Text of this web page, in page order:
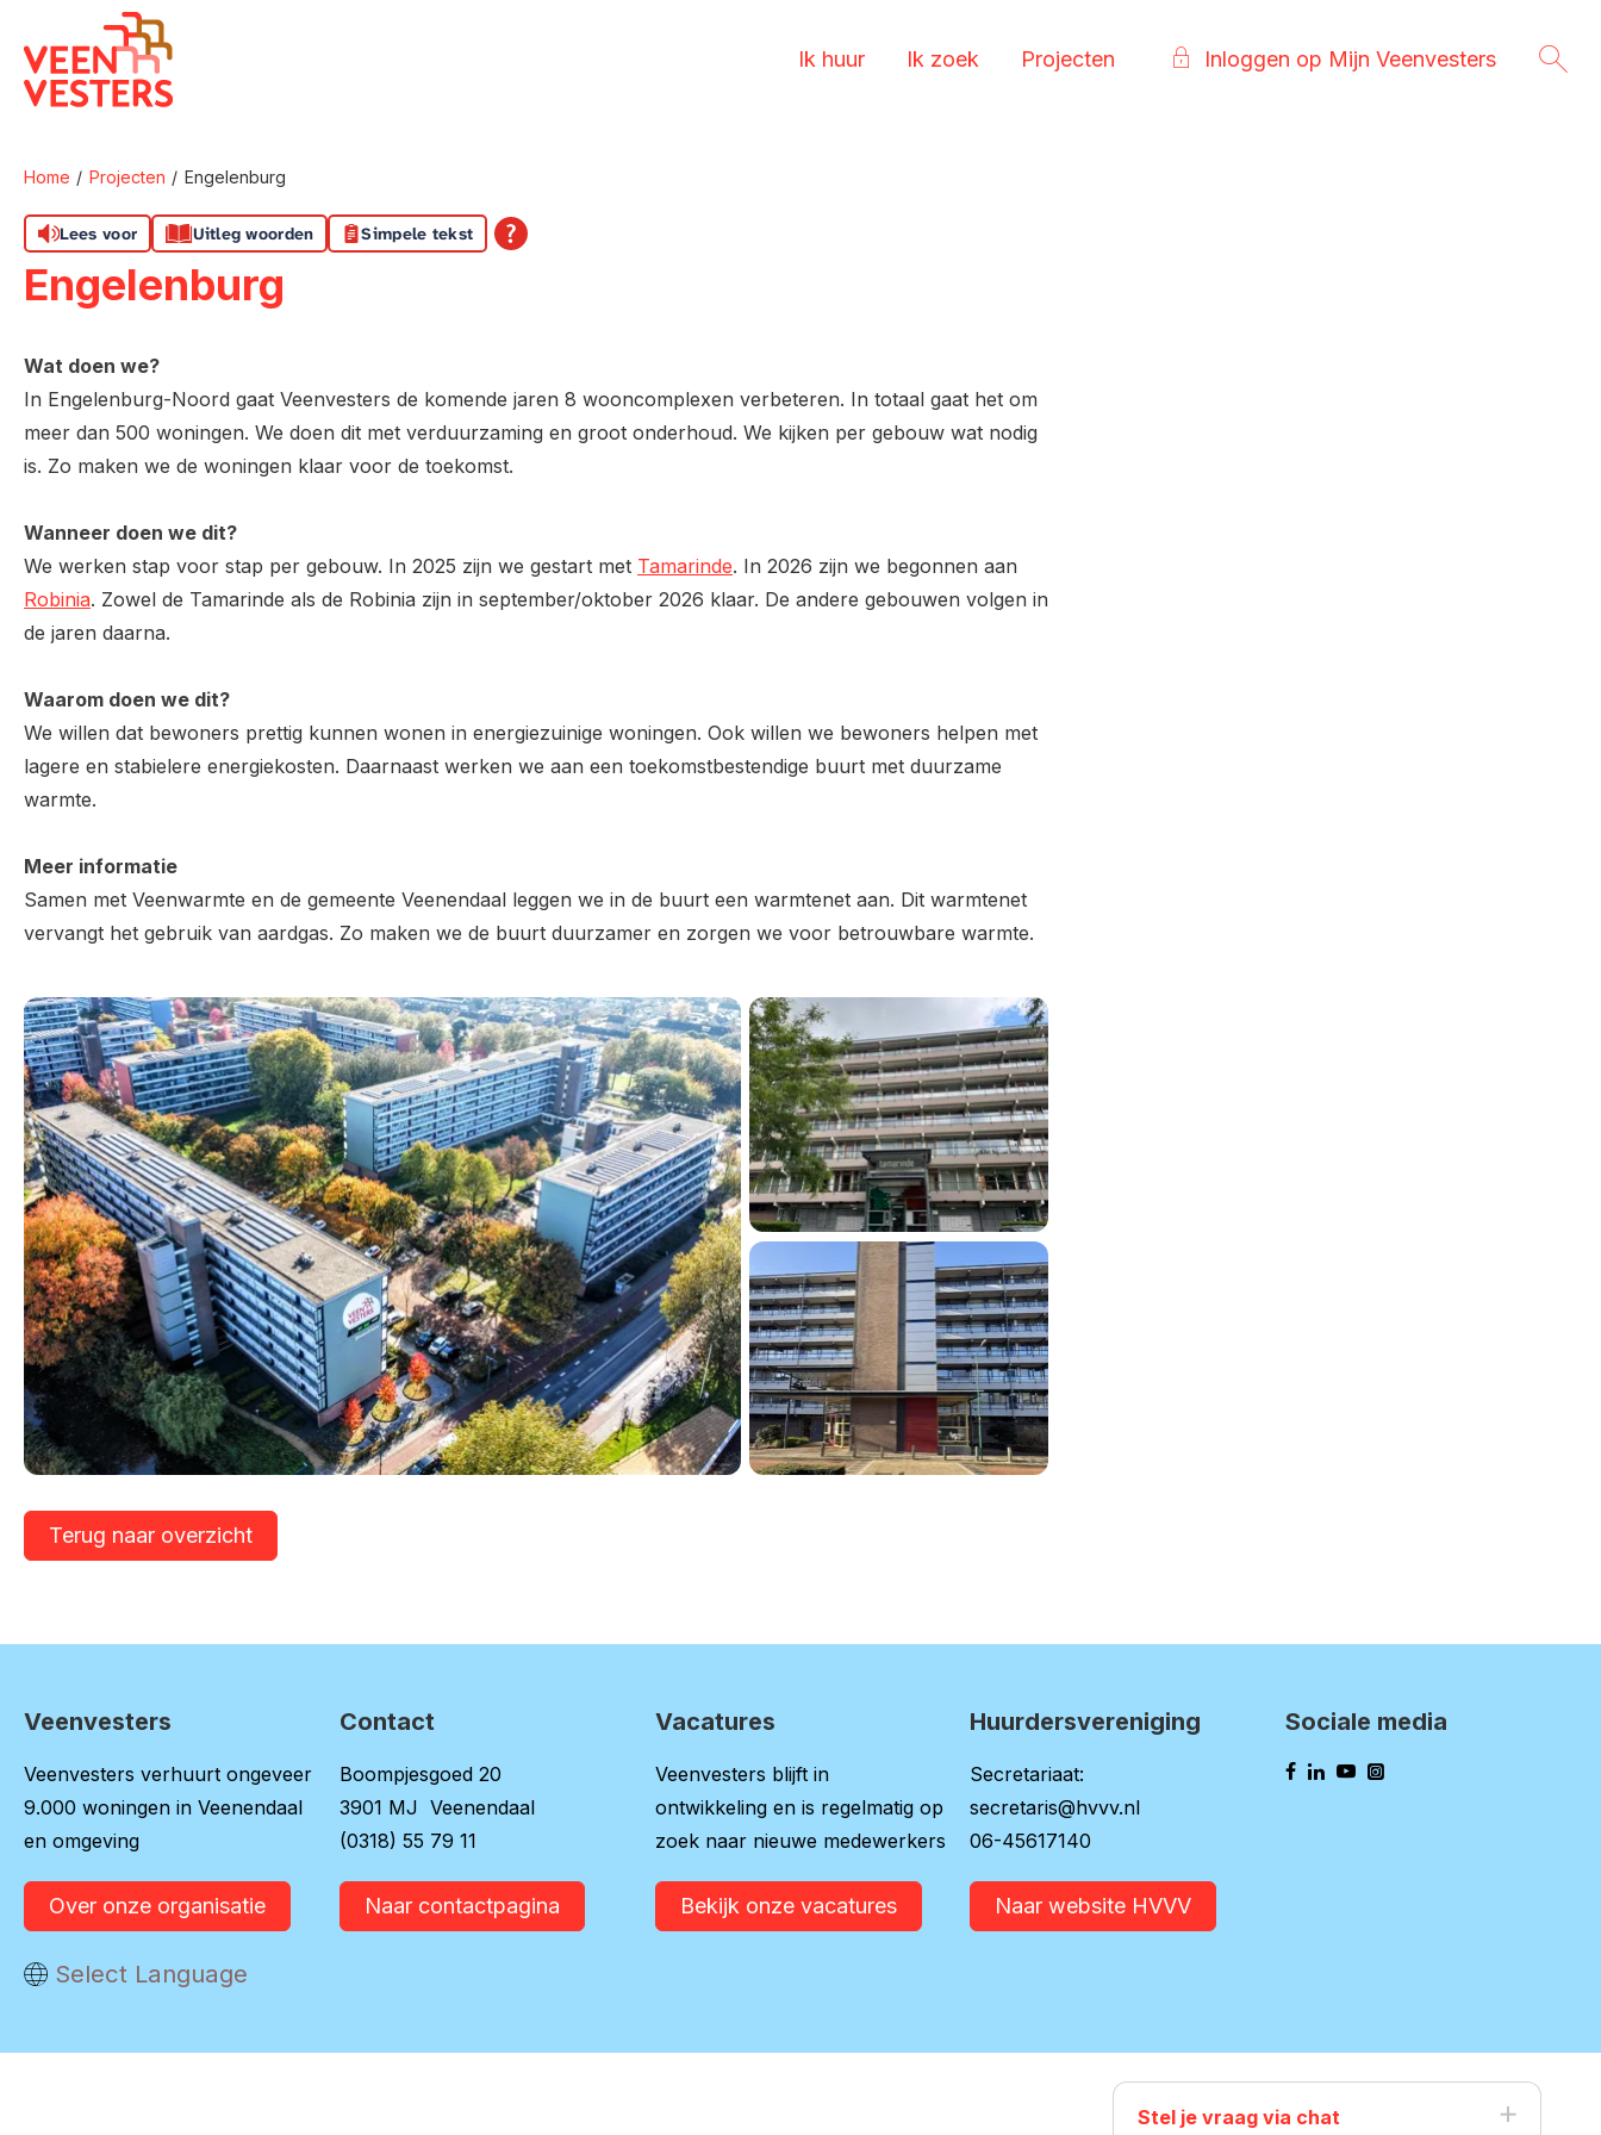
Naar hoofdinhoud
Naar hoofdnavigatiemenu
Naar zoeken
Naar de homepage
Ik huur Ik zoek Projecten Inloggen op Mijn Veenvesters
Home Projecten Engelenburg
Lees voor Uitleg woorden Simpele tekst
Engelenburg
Wat doen we?
In Engelenburg-Noord gaat Veenvesters de komende jaren 8 wooncomplexen verbeteren. In totaal gaat het om
meer dan 500 woningen. We doen dit met verduurzaming en groot onderhoud. We kijken per gebouw wat nodig
is. Zo maken we de woningen klaar voor de toekomst.
Wanneer doen we dit?
We werken stap voor stap per gebouw. In 2025 zijn we gestart met Tamarinde. In 2026 zijn we begonnen aan
Robinia. Zowel de Tamarinde als de Robinia zijn in september/oktober 2026 klaar. De andere gebouwen volgen in
de jaren daarna.
Waarom doen we dit?
We willen dat bewoners prettig kunnen wonen in energiezuinige woningen. Ook willen we bewoners helpen met
lagere en stabielere energiekosten. Daarnaast werken we aan een toekomstbestendige buurt met duurzame
warmte.
Meer informatie
Samen met Veenwarmte en de gemeente Veenendaal leggen we in de buurt een warmtenet aan. Dit warmtenet
vervangt het gebruik van aardgas. Zo maken we de buurt duurzamer en zorgen we voor betrouwbare warmte.
Terug naar overzicht
Contactinformatie
Veenvesters
Veenvesters verhuurt ongeveer
9.000 woningen in Veenendaal
en omgeving
Over onze organisatie
Contact
Boompjesgoed 20
3901 MJ Veenendaal
(0318) 55 79 11
Naar contactpagina
Vacatures
Veenvesters blijft in
ontwikkeling en is regelmatig op
zoek naar nieuwe medewerkers
Bekijk onze vacatures
Huurdersvereniging
Secretariaat:
secretaris@hvvv.nl
06-45617140
Naar website HVVV
Sociale media
Vertaal deze pagina
Select Language
Stel je vraag via chat